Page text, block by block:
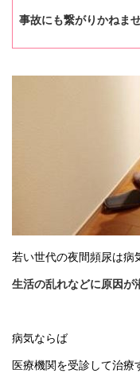
事故にも繋がりかねませ
若い世代の夜間頻尿は病
生活の乱れなどに原因が
病気ならば
医療機関を受診して治療